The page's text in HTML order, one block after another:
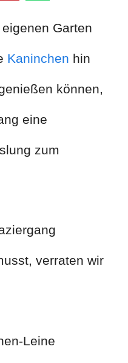
Garten
Kaninchen hin
können,
eine
zum
verraten wir
Leine